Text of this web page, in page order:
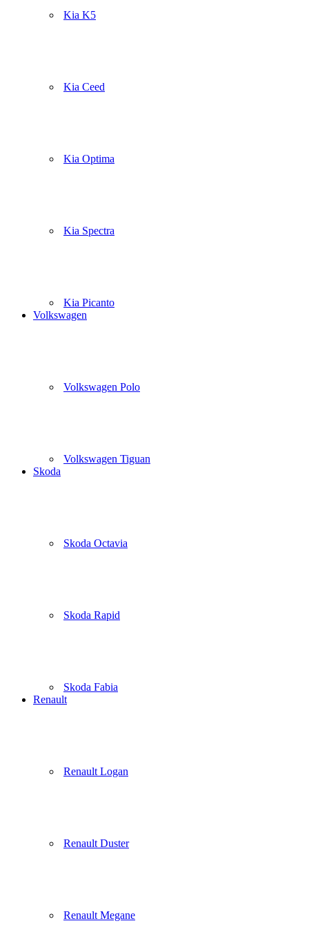
Kia K5
Kia Ceed
Kia Optima
Kia Spectra
Kia Picanto
Volkswagen
Volkswagen Polo
Volkswagen Tiguan
Skoda
Skoda Octavia
Skoda Rapid
Skoda Fabia
Renault
Renault Logan
Renault Duster
Renault Megane